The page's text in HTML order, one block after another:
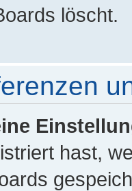
löscht.
hast,